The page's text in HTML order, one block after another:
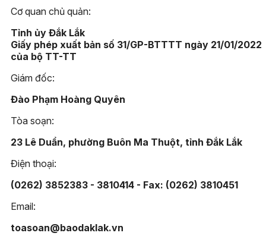
Cơ quan chủ quản:
Tỉnh ủy Đắk Lắk
Giấy phép xuất bản số 31/GP-BTTTT ngày 21/01/2022
của bộ TT-TT
Giám đốc:
Đào Phạm Hoàng Quyên
Tòa soạn:
23 Lê Duẩn, phường Buôn Ma Thuột, tỉnh Đắk Lắk
Điện thoại:
(0262) 3852383 - 3810414 - Fax: (0262) 3810451
Email:
toasoan@baodaklak.vn